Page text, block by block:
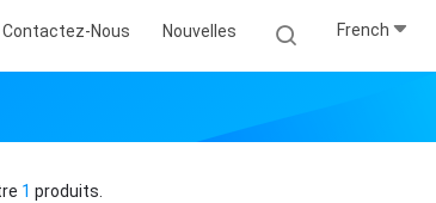
Contactez-Nous Nouvelles French
1 produits.